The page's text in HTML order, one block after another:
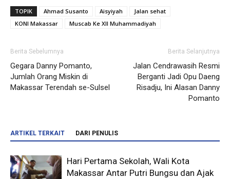
TOPIK Ahmad Susanto Aisyiyah
Jalan sehat
KONI Makassar
Muscab Ke XII Muhammadiyah
Berita Sebelumnya
Gegara Danny Pomanto,
Jumlah Orang Miskin di
Makassar Terendah se-Sulsel
Berita Selanjutnya
Jalan Cendrawasih Resmi
Berganti Jadi Opu Daeng
Risadju, Ini Alasan Danny
Pomanto
ARTIKEL TERKAIT DARI PENULIS
Hari Pertama Sekolah, Wali Kota
Makassar Antar Putri Bungsu dan Ajak